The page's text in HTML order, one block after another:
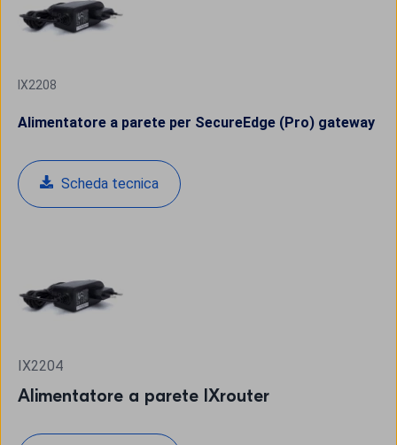
IX2208
Alimentatore a parete per SecureEdge (Pro) gateway
Scheda tecnica
IX2204
Alimentatore a parete IXrouter